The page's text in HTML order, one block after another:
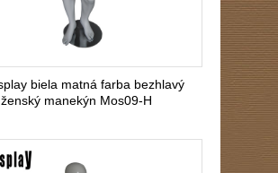
biela matná farba bezhlavý
ženský manekýn Mos09-H